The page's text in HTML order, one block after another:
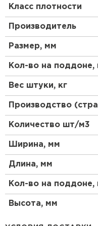
Особенности
Экологичность
Газобетонные блоки
натуральных
экологически
здоровья. Они не
выделяют токсичных
Теплоизоляция
Благодаря своей
обладает отличными
свойствами. Это
затраты на
помещений.
Прочность
Газобетонный блок
возведения несущих
Класс плотности
Производитель
Размер, мм
Кол-во на поддоне,
Вес штуки, кг
Производство
Количество шт/м3
Ширина, мм
Длина, мм
Кол-во на поддоне,
Высота, мм